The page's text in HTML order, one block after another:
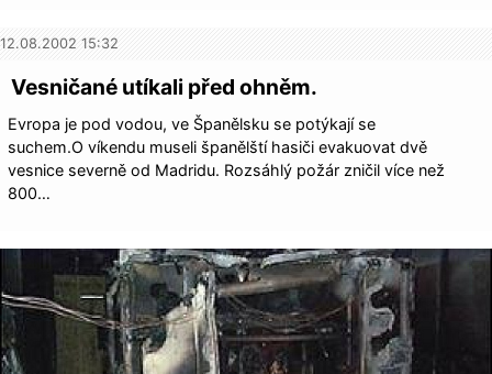
12.08.2002 15:32
Vesničané utíkali před ohněm.
Evropa je pod vodou, ve Španělsku se potýkají se
suchem.O víkendu museli španělští hasiči evakuovat dvě
vesnice severně od Madridu. Rozsáhlý požár zničil více než
800…